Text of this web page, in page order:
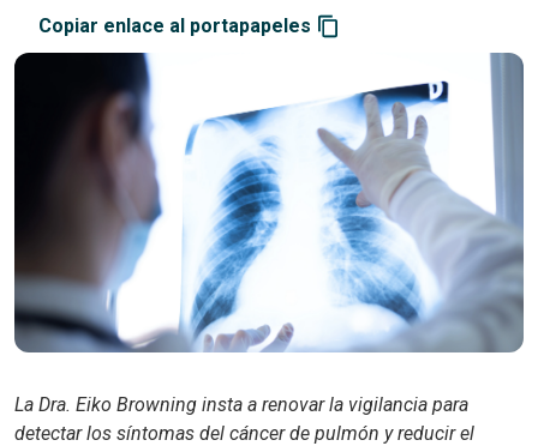
Copiar enlace al portapapeles
La Dra. Eiko Browning insta a renovar la vigilancia para
detectar los síntomas del cáncer de pulmón y reducir el